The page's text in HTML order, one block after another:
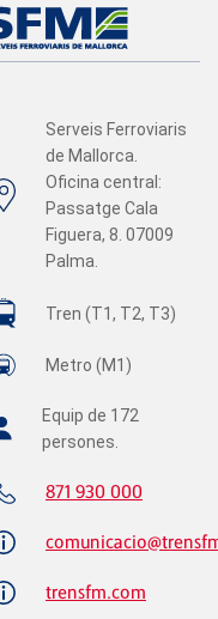
Serveis Ferroviaris
de Mallorca.
Oficina central:
Passatge Cala
Figuera, 8. 07009
Palma.
Tren (T1, T2, T3)
Metro (M1)
Equip de 172
persones.
871 930 000
trensfm.com